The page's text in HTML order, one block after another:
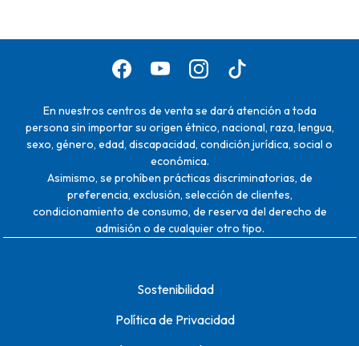
En nuestros centros de venta se dará atención a toda
persona sin importar su origen étnico, nacional, raza, lengua,
sexo, género, edad, discapacidad, condición jurídica, social o
económica.
Asimismo, se prohíben prácticas discriminatorias, de
preferencia, exclusión, selección de clientes,
condicionamiento de consumo, de reserva del derecho de
admisión o de cualquier otro tipo.
Sostenibilidad
Política de Privacidad